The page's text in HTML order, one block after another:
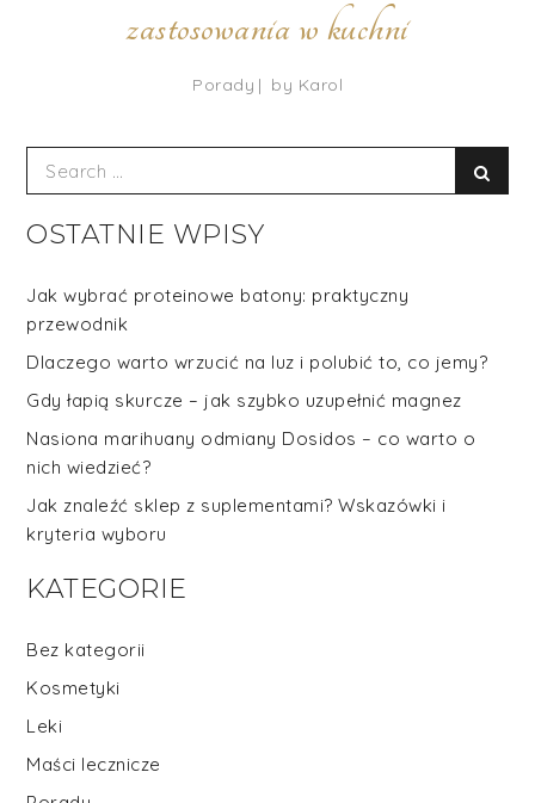
zastosowania w kuchni
Porady by Karol
Search
for:
OSTATNIE WPISY
Jak wybrać proteinowe batony: praktyczny
przewodnik
Dlaczego warto wrzucić na luz i polubić to, co jemy?
Gdy łapią skurcze – jak szybko uzupełnić magnez
Nasiona marihuany odmiany Dosidos – co warto o
nich wiedzieć?
Jak znaleźć sklep z suplementami? Wskazówki i
kryteria wyboru
KATEGORIE
Bez kategorii
Kosmetyki
Leki
Maści lecznicze